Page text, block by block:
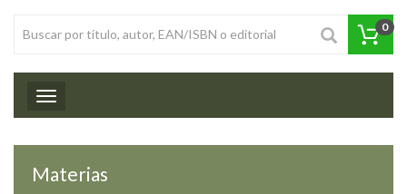
0
Toggle navigation
Materias